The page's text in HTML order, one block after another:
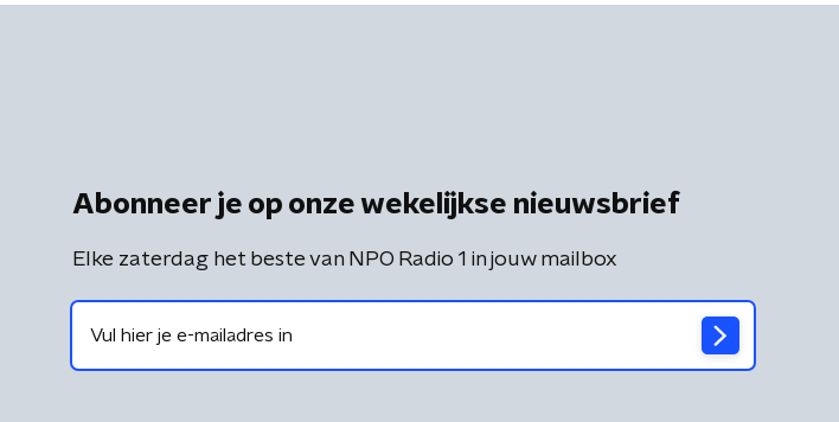
Abonneer je op onze wekelijkse nieuwsbrief
Elke zaterdag het beste van NPO Radio 1 in jouw mailbox